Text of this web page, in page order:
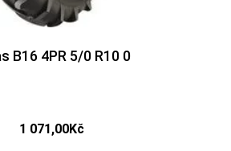
B16 4PR 5/0 R10 0
1 071,00Kč